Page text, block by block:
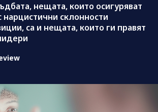
нещата, които осигуряват
нарцистични склонности
са и нещата, които ги правят